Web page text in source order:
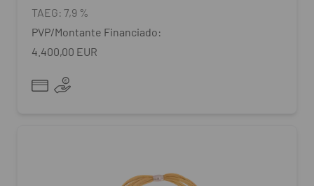
TAEG: 7,9 %
PVP/Montante Financiado:
4.400,00 EUR